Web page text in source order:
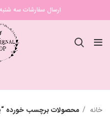
ارسال سفارشات سه
خانه محصولات برچسب خورده